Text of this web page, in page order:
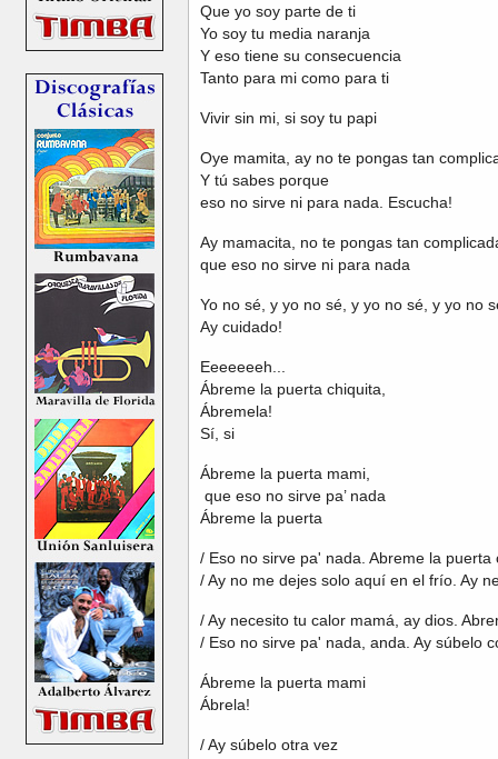
Que yo soy parte de ti
Yo soy tu media naranja
Y eso tiene su consecuencia
Tanto para mi como para ti
Vivir sin mi, si soy tu papi
Oye mamita, ay no te pongas tan
Y tú sabes porque
eso no sirve ni para nada. Escucha!
Ay mamacita, no te pongas tan
que eso no sirve ni para nada
Yo no sé, y yo no sé, y yo no sé, y yo no
Ay cuidado!
Eeeeeeeh...
Ábreme la puerta chiquita,
Ábremela!
Sí, si
Ábreme la puerta mami,
que eso no sirve pa’ nada
Ábreme la puerta
/ Eso no sirve pa' nada. Abreme la puerta
/ Ay no me dejes solo aquí en el frío. Ay
/ Ay necesito tu calor mamá, ay dios.
/ Eso no sirve pa' nada, anda. Ay súbelo
Ábreme la puerta mami
Ábrela!
/ Ay súbelo otra vez